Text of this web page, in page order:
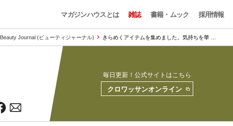
マガジンハウスとは 雑誌 書籍・ムック 採用情報
Beauty Journal (ビューティジャーナル) きらめくアイテムを集めました。気持ちを華 …
毎日更新！公式サイトはこちら
クロワッサンオンライン